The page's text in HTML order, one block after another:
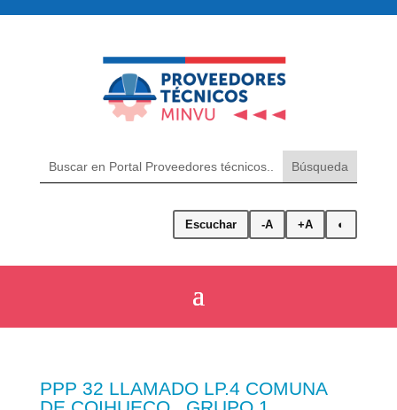
Escuchar -A +A ◐
PPP 32 LLAMADO LP.4 COMUNA